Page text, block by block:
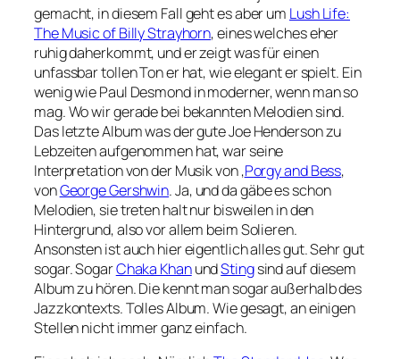
gemacht, in diesem Fall geht es aber um Lush Life:
The Music of Billy Strayhorn, eines welches eher
ruhig daherkommt, und er zeigt was für einen
unfassbar tollen Ton er hat, wie elegant er spielt. Ein
wenig wie Paul Desmond in moderner, wenn man so
mag. Wo wir gerade bei bekannten Melodien sind.
Das letzte Album was der gute Joe Henderson zu
Lebzeiten aufgenommen hat, war seine
Interpretation von der Musik von ‚Porgy and Bess‚
vonGeorge Gershwin. Ja, und da gäbe es schon
Melodien, sie treten halt nur bisweilen in den
Hintergrund, also vor allem beim Solieren.
Ansonsten ist auch hier eigentlich alles gut. Sehr gut
sogar. SogarChaka KhanundStingsind auf diesem
Album zu hören. Die kennt man sogar außerhalb des
Jazzkontexts. Tolles Album. Wie gesagt, an einigen
Stellen nicht immer ganz einfach.